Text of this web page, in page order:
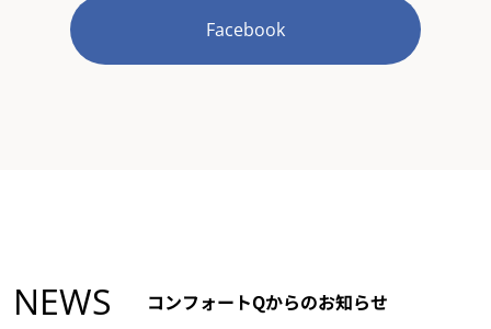
Facebook
NEWS コンフォートQからのお知らせ